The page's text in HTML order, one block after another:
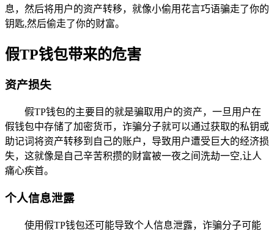
息，然后将用户的资产转移，就像小偷用花言巧语骗走了你的
钥匙,然后偷走了你的财富。
假TP钱包带来的危害
资产损失
假TP钱包的主要目的就是骗取用户的资产，一旦用户在
假钱包中存储了加密货币，诈骗分子就可以通过获取的私钥或
助记词将资产转移到自己的账户，导致用户遭受巨大的经济损
失，这就像是自己辛苦积攒的财富被一夜之间洗劫一空,让人
痛心疾首。
个人信息泄露
使用假TP钱包还可能导致个人信息泄露，诈骗分子可能